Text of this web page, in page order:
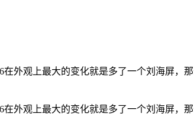
外观上最大的变化就是多了一个刘海屏，
外观上最大的变化就是多了一个刘海屏，